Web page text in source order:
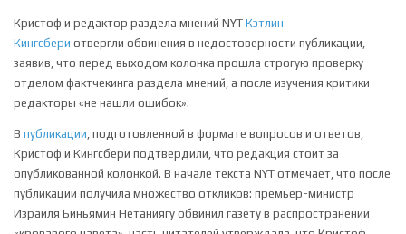
Кристоф и редактор раздела мнений NYT Кэтлин
Кингсбери отвергли обвинения в недостоверности публикации,
заявив, что перед выходом колонка прошла строгую проверку
отделом фактчекинга раздела мнений, а после изучения критики
редакторы «не нашли ошибок».
В публикации, подготовленной в формате вопросов и ответов,
Кристоф и Кингсбери подтвердили, что редакция стоит за
опубликованной колонкой. В начале текста NYT отмечает, что после
публикации получила множество откликов: премьер-министр
Израиля Биньямин Нетаниягу обвинил газету в распространении